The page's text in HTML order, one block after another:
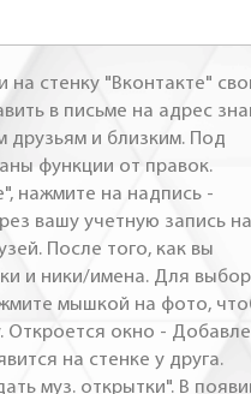
стенку "Вконтакте"
в письме на адрес
друзьям и близким. Под
функции от правок.
нажмите на надпись -
вашу учетную запись
После того, как вы
и ники/имена. Для
мышкой на фото,
Откроется окно -
на стенке у друга.
муз. открытки". В